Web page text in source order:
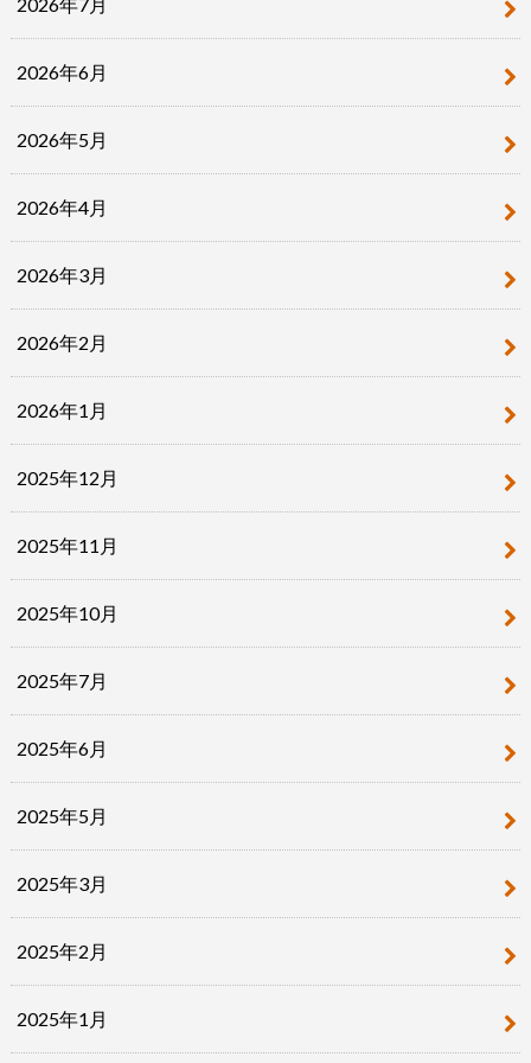
2026年7月
2026年6月
2026年5月
2026年4月
2026年3月
2026年2月
2026年1月
2025年12月
2025年11月
2025年10月
2025年7月
2025年6月
2025年5月
2025年3月
2025年2月
2025年1月